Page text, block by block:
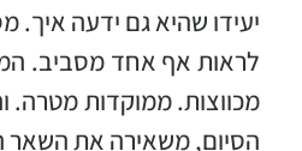
יעידו שהיא גם ידעה איך.
לראות אף אחד מסביב.
מכווצות. ממוקדות מטרה.
הסיום, משאירה את השאר